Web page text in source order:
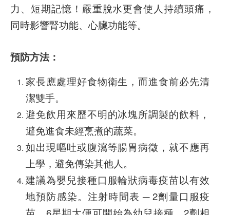
力、短期記憶！嚴重脫水更會使人持續頭痛，
同時影響腎功能、心臟功能等。
預防方法：
家長應處理好食物衛生，而進食前必先清
潔雙手。
避免飲用來歷不明的冰塊所調製的飲料，
避免進食未經烹煮的蔬菜。
如出現嘔吐或腹瀉等腸胃病徵，就不應再
上學，避免傳染其他人。
建議為嬰兒接種口服輪狀病毒疫苗以有效
地預防感染。注射時間表 ─ 2劑量口服疫